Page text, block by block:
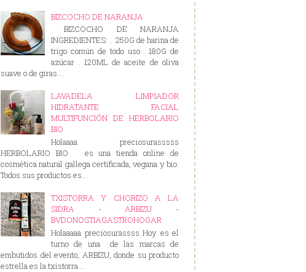
BIZCOCHO DE NARANJA
BIZCOCHO DE NARANJA
INGREDIENTES: . 250G de harina de
trigo común de todo uso . 180G de
azúcar . 120ML de aceite de oliva
suave o de giras...
LAVADELA LIMPIADOR
HIDRATANTE FACIAL
MULTIFUNCIÓN DE HERBOLARIO
BIO
Holaaaa preciosurasssss
HERBOLARIO BIO es una tienda online de
cosmética natural gallega certificada, vegana y bio.
Todos sus productos es...
TXISTORRA Y CHORIZO A LA
SIDRA - ARBIZU -
BVDONOSTIAGASTROHOGAR
Holaaaaa preciosurassss Hoy es el
turno de una de las marcas de
embutidos del evento, ARBIZU, donde su producto
estrella es la txistorra ...